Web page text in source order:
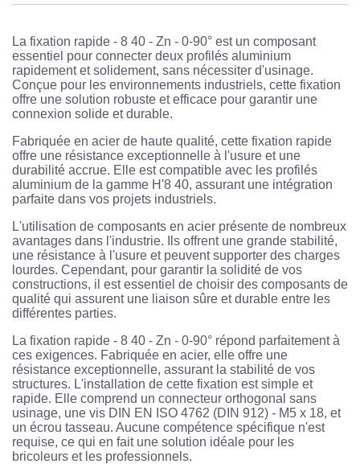
La fixation rapide - 8 40 - Zn - 0-90° est un composant
essentiel pour connecter deux profilés aluminium
rapidement et solidement, sans nécessiter d'usinage.
Conçue pour les environnements industriels, cette fixation
offre une solution robuste et efficace pour garantir une
connexion solide et durable.
Fabriquée en acier de haute qualité, cette fixation rapide
offre une résistance exceptionnelle à l'usure et une
durabilité accrue. Elle est compatible avec les profilés
aluminium de la gamme H'8 40, assurant une intégration
parfaite dans vos projets industriels.
L'utilisation de composants en acier présente de nombreux
avantages dans l'industrie. Ils offrent une grande stabilité,
une résistance à l'usure et peuvent supporter des charges
lourdes. Cependant, pour garantir la solidité de vos
constructions, il est essentiel de choisir des composants de
qualité qui assurent une liaison sûre et durable entre les
différentes parties.
La fixation rapide - 8 40 - Zn - 0-90° répond parfaitement à
ces exigences. Fabriquée en acier, elle offre une
résistance exceptionnelle, assurant la stabilité de vos
structures. L'installation de cette fixation est simple et
rapide. Elle comprend un connecteur orthogonal sans
usinage, une vis DIN EN ISO 4762 (DIN 912) - M5 x 18, et
un écrou tasseau. Aucune compétence spécifique n'est
requise, ce qui en fait une solution idéale pour les
bricoleurs et les professionnels.